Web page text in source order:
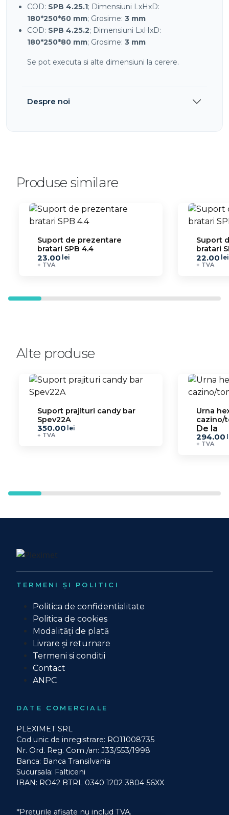
COD: SPB 4.25.1; Dimensiuni LxHxD:
180*250*60 mm; Grosime: 3 mm
COD: SPB 4.25.2; Dimensiuni LxHxD:
180*250*80 mm; Grosime: 3 mm
Se pot executa si alte dimensiuni la cerere.
Despre noi
Produse similare
Suport de prezentare
bratari SPB 4.4
23.00 lei
+ TVA
Suport
bratari
22.00 lei
+ TVA
Alte produse
Suport prajituri candy bar
Spev22A
350.00 lei
+ TVA
Urna
cazino/
De la
294.00
+ TVA
TERMENI ȘI POLITICI
Politica de confidentialitate
Politica de cookies
Modalități de plată
Livrare și returnare
Termeni si conditii
Contact
ANPC
DATE COMERCIALE
PLEXIMET SRL
Cod unic de inregistrare: RO11008735
Nr. Ord. Reg. Com./an: J33/553/1998
Banca: Banca Transilvania
Sucursala: Falticeni
IBAN: RO42 BTRL 0340 1202 3804 56XX
*Prețurile afișate nu includ TVA.